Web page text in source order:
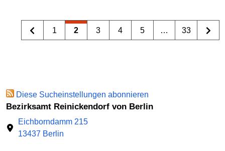
1 2 3 4 5 … 33
Diese Sucheinstellungen abonnieren
Bezirksamt Reinickendorf von Berlin
Eichborndamm 215
13437 Berlin